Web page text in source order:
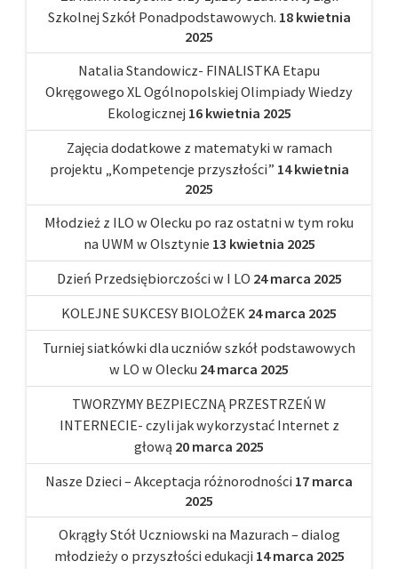
Szkolnej Szkół Ponadpodstawowych. 18 kwietnia
2025
Natalia Standowicz- FINALISTKA Etapu
Okręgowego XL Ogólnopolskiej Olimpiady Wiedzy
Ekologicznej 16 kwietnia 2025
Zajęcia dodatkowe z matematyki w ramach
projektu „Kompetencje przyszłości” 14 kwietnia
2025
Młodzież z ILO w Olecku po raz ostatni w tym roku
na UWM w Olsztynie 13 kwietnia 2025
Dzień Przedsiębiorczości w I LO 24 marca 2025
KOLEJNE SUKCESY BIOLOŻEK 24 marca 2025
Turniej siatkówki dla uczniów szkół podstawowych
w LO w Olecku 24 marca 2025
TWORZYMY BEZPIECZNĄ PRZESTRZEŃ W
INTERNECIE- czyli jak wykorzystać Internet z
głową 20 marca 2025
Nasze Dzieci – Akceptacja różnorodności 17 marca
2025
Okrągły Stół Uczniowski na Mazurach – dialog
młodzieży o przyszłości edukacji 14 marca 2025